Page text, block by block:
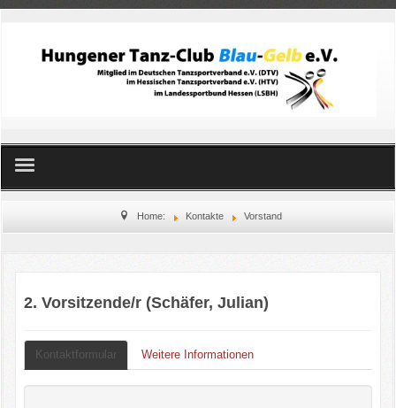
Line Dance
Home: Kontakte Vorstand
2. Vorsitzende/r (Schäfer, Julian)
Kontaktformular Weitere Informationen